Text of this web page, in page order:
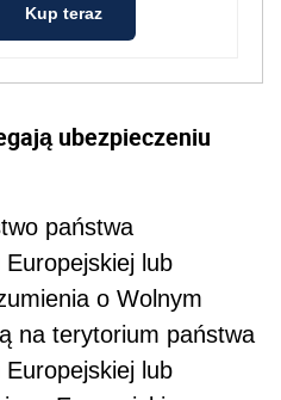
Kup teraz
ubezpieczeniu
państwa
Europejskiej lub
o Wolnym
na terytorium państwa
Europejskiej lub